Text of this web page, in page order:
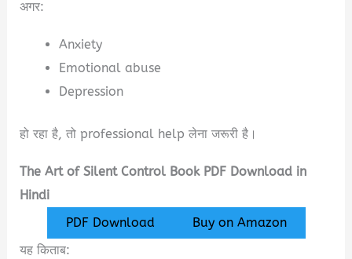
अगर:
Anxiety
Emotional abuse
Depression
हो रहा है, तो professional help लेना जरूरी है।
The Art of Silent Control Book PDF Download in
Hindi
PDF Download
Buy on Amazon
यह किताब: